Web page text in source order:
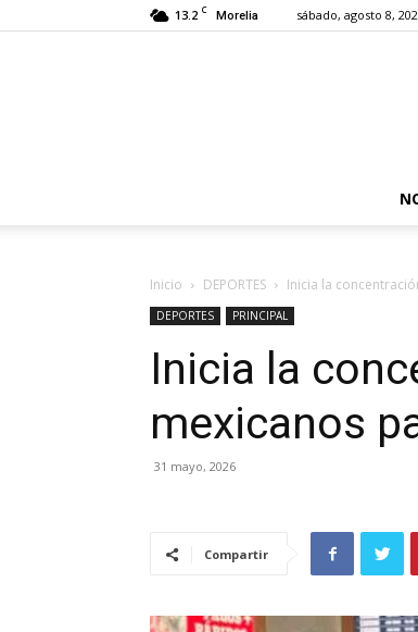
13.2 C Morelia sábado, agosto 8,
Inicio DEPORTES Inicia la
DEPORTES PRINCIPAL
Inicia la
mexicanos
31 mayo, 2026
Compartir